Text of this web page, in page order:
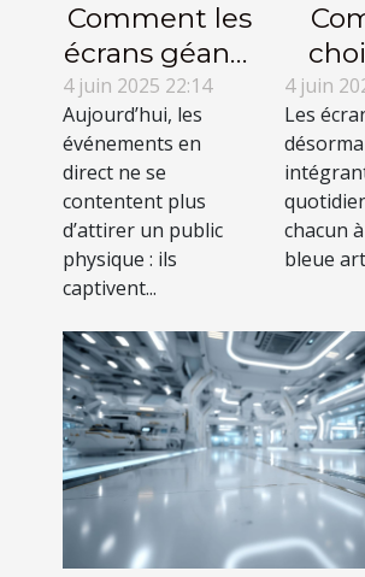
Comment les
écrans géants
LED
transforment
les
événements
en direct
4 juin 2025 22:14
Aujourd’hui, les
événements en
direct ne se
contentent plus
d’attirer un public
physique : ils
captivent...
vos
4 juin
Les
chacun
bleue